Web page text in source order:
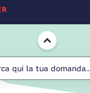
principale
Home